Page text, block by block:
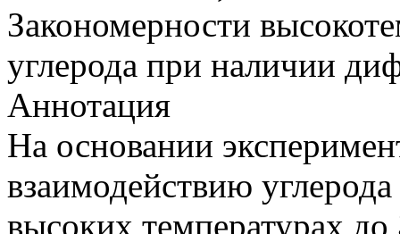
Закономерности
углерода при наличии
Аннотация
На основании
взаимодействию
высоких температурах до